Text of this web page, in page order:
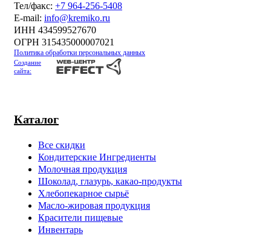
Каталог
Все скидки
Кондитерские Ингредиенты
Молочная продукция
Шоколад, глазурь, какао-продукты
Хлебопекарное сырьё
Масло-жировая продукция
Красители пищевые
Инвентарь
Тел/факс: +7 964-256-5408
Е-mail: info@kremiko.ru
ИНН 434599527670
ОГРН 315435000007021
Политика обработки персональных данных
Создание
сайта: